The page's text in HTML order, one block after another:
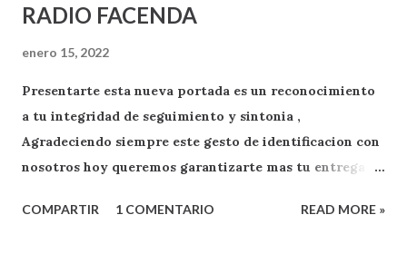
RADIO FACENDA
enero 15, 2022
Presentarte esta nueva portada es un reconocimiento
a tu integridad de seguimiento y sintonia ,
Agradeciendo siempre este gesto de identificacion con
nosotros hoy queremos garantizarte mas tu entrega
.
COMPARTIR 1 COMENTARIO READ MORE »